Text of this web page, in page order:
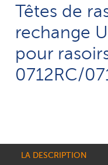
Têtes de
rechange
pour
0712RC/
LA DESCRIPTION